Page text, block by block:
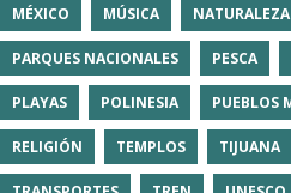
MÉXICO MÚSICA NATURALEZA
PARQUES NACIONALES PESCA
PLAYAS POLINESIA PUEBLOS
RELIGIÓN TEMPLOS TIJUANA